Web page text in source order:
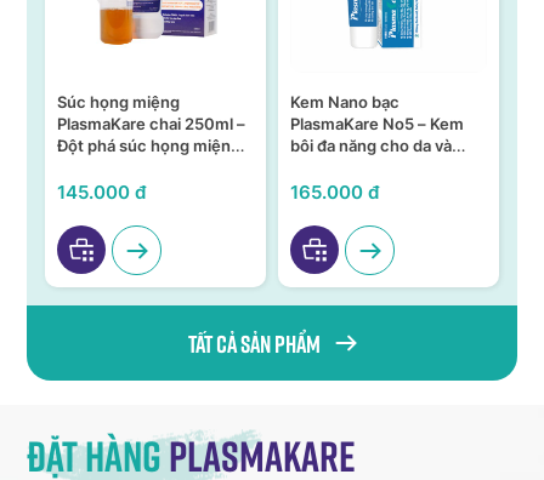
Súc họng miệng
PlasmaKare chai 250ml –
Đột phá súc họng miệng
145.000 đ
Kem Nano bạc
PlasmaKare No5 – Kem
bôi đa năng cho da và
165.000 đ
Tất cả sản phẩm
Đặt hàngPlasmakare